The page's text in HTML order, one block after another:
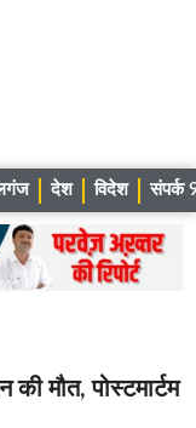
देश विदेश संपर्क
मौत, पोस्टमार्टम